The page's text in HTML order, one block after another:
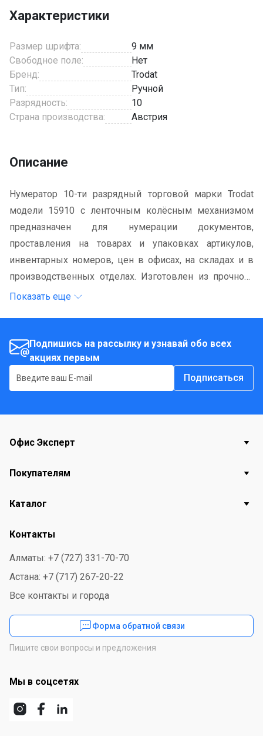
Характеристики
Размер шрифта:
9 мм
Свободное поле:
Нет
Бренд:
Trodat
Тип:
Ручной
Разрядность:
10
Страна производства:
Австрия
Описание
Нумератор 10-ти разрядный торговой марки Trodat
модели 15910 с ленточным колёсным механизмом
предназначен для нумерации документов,
проставления на товарах и упаковках артикулов,
инвентарных номеров, цен в офисах, на складах и в
производственных отделах. Изготовлен из прочного
металлического корпуса, долговечного и устойчивого
Показать еще
Подпишись на рассылку и узнавай обо всех
акциях первым
Подписаться
Офис Эксперт
Покупателям
Каталог
Контакты
Алматы: +7 (727) 331-70-70
Астана: +7 (717) 267-20-22
Все контакты и города
Форма обратной связи
Пишите свои вопросы и предложения
Мы в соцсетях